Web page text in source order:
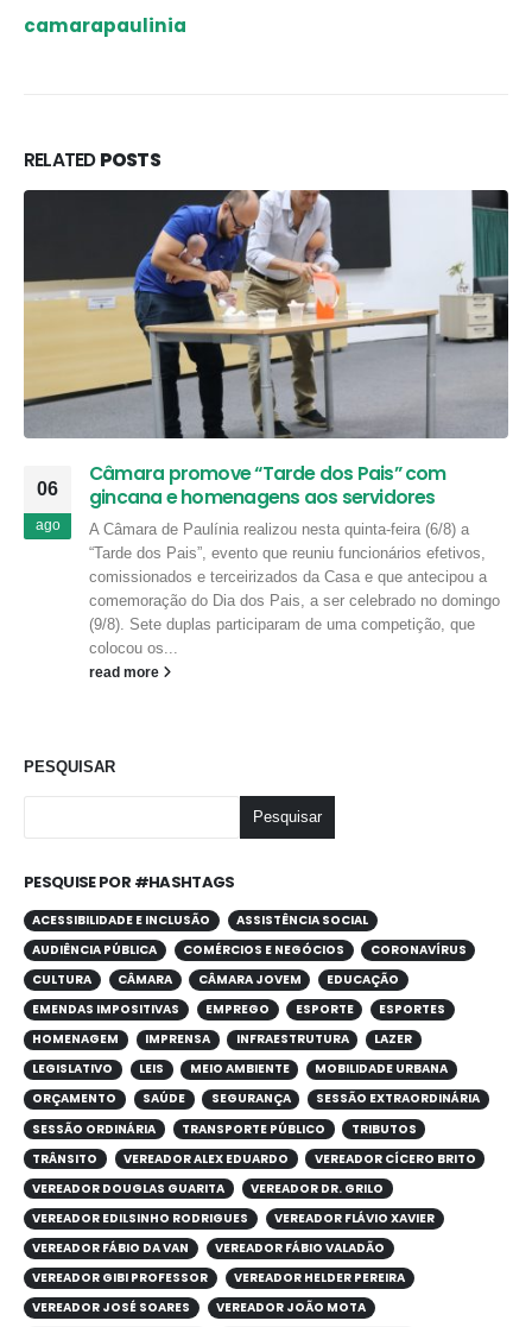
camarapaulinia
RELATEDPOSTS
06
ago
Câmara promove “Tarde dos Pais” com
gincana e homenagens aos servidores
A Câmara de Paulínia realizou nesta quinta-feira (6/8) a
“Tarde dos Pais”, evento que reuniu funcionários efetivos,
comissionados e terceirizados da Casa e que antecipou a
comemoração do Dia dos Pais, a ser celebrado no domingo
(9/8). Sete duplas participaram de uma competição, que
colocou os...
read more
PESQUISAR
Pesquisar
PESQUISE POR #HASHTAGS
ACESSIBILIDADE E INCLUSÃO
ASSISTÊNCIA SOCIAL
AUDIÊNCIA PÚBLICA
COMÉRCIOS E NEGÓCIOS
CORONAVÍRUS
CULTURA
CÂMARA CÂMARA JOVEM
EDUCAÇÃO
EMENDAS IMPOSITIVAS
EMPREGO ESPORTE
ESPORTES
HOMENAGEM
IMPRENSA INFRAESTRUTURA
LAZER
LEGISLATIVO
LEIS MEIO AMBIENTE
MOBILIDADE URBANA
ORÇAMENTO
SAÚDE SEGURANÇA
SESSÃO EXTRAORDINÁRIA
SESSÃO ORDINÁRIA
TRANSPORTE PÚBLICO
TRIBUTOS
TRÂNSITO
VEREADOR ALEX EDUARDO
VEREADOR CÍCERO BRITO
VEREADOR DOUGLAS GUARITA
VEREADOR DR. GRILO
VEREADOR EDILSINHO RODRIGUES
VEREADOR FLÁVIO XAVIER
VEREADOR FÁBIO DA VAN
VEREADOR FÁBIO VALADÃO
VEREADOR GIBI PROFESSOR
VEREADOR HELDER PEREIRA
VEREADOR JOSÉ SOARES
VEREADOR JOÃO MOTA